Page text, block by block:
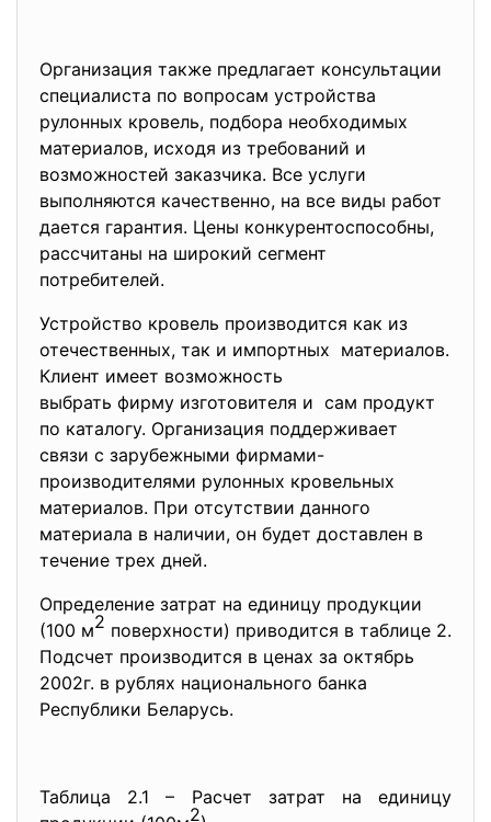
Организация также предлагает консультации
специалиста по вопросам устройства
рулонных кровель, подбора необходимых
материалов, исходя из требований и
возможностей заказчика. Все услуги
выполняются качественно, на все виды работ
дается гарантия. Цены конкурентоспособны,
рассчитаны на широкий сегмент
потребителей.
Устройство кровель производится как из
отечественных, так и импортных материалов.
Клиент имеет возможность
выбрать фирму изготовителя и сам продукт
по каталогу. Организация поддерживает
связи с зарубежными фирмами-
производителями рулонных кровельных
материалов. При отсутствии данного
материала в наличии, он будет доставлен в
течение трех дней.
Определение затрат на единицу продукции
(100 м2 поверхности) приводится в таблице 2.
Подсчет производится в ценах за октябрь
2002г. в рублях национального банка
Республики Беларусь.
Таблица 2.1 – Расчет затрат на единицу
2